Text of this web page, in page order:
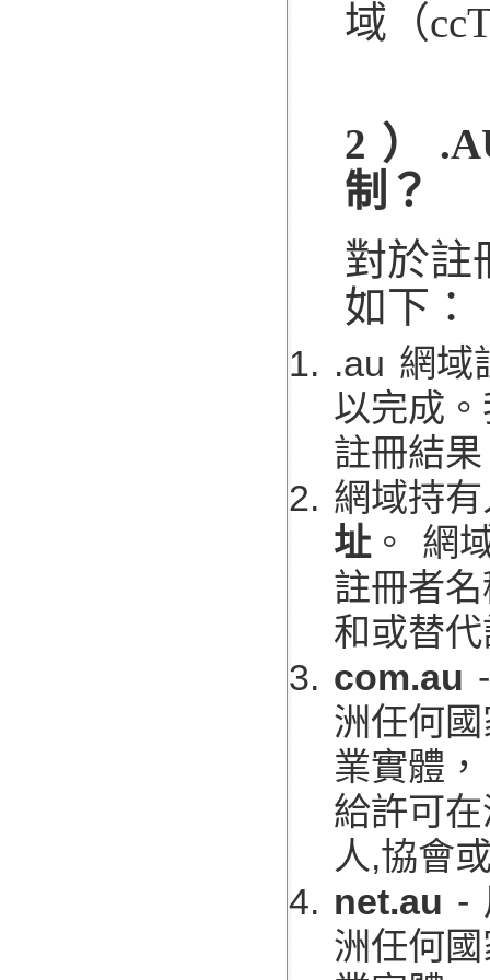
域（
2 ）
制？
對於註
如下：
.au 網域
以完成
註冊結
網域持
址。 網
註冊者
和或替
com.au
洲任何
業實體
給許可
人,協會
net.au -
洲任何